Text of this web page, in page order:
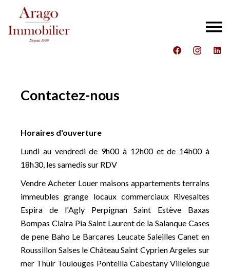
Contactez-nous
Horaires d'ouverture
Lundi au vendredi de 9h00 à 12h00 et de 14h00 à
18h30, les samedis sur RDV
Vendre Acheter Louer maisons appartements terrains
immeubles grange locaux commerciaux Rivesaltes
Espira de l'Agly Perpignan Saint Estève Baxas
Bompas Claira Pia Saint Laurent de la Salanque Cases
de pene Baho Le Barcares Leucate Saleilles Canet en
Roussillon Salses le Château Saint Cyprien Argeles sur
mer Thuir Toulouges Ponteilla Cabestany Villelongue